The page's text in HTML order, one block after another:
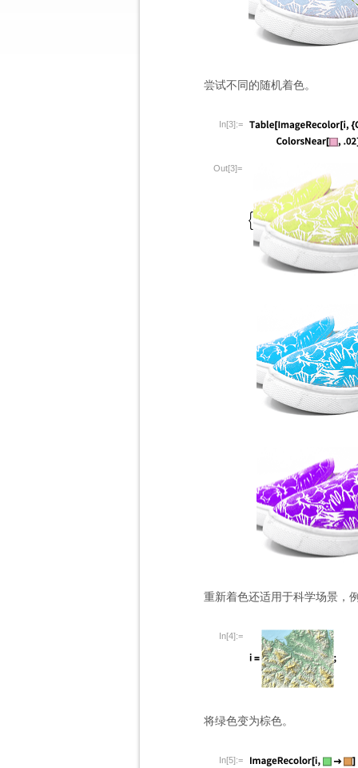
尝试不同的随机着色。
In[3]:=
Out[3]=
重新着色还适用于科学场景，
In[4]:=
将绿色变为棕色。
In[5]:=